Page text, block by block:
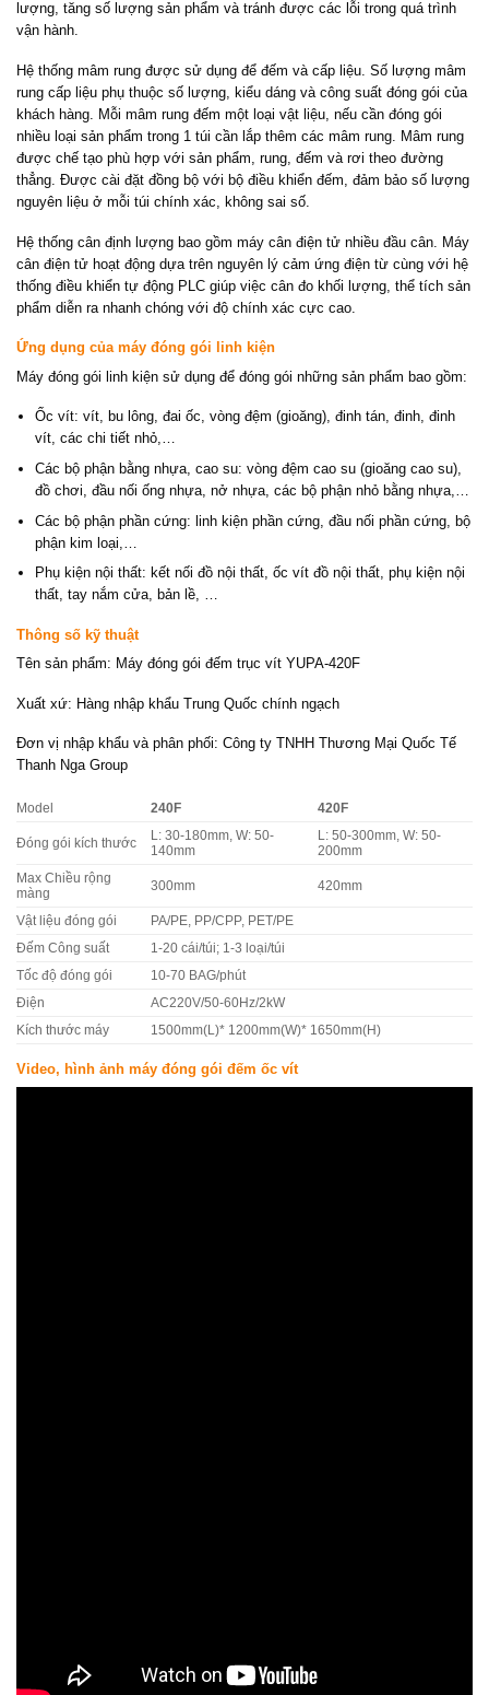
lượng, tăng số lượng sản phẩm và tránh được các lỗi trong quá trình
vận hành.
Hệ thống mâm rung được sử dụng để đếm và cấp liệu. Số lượng mâm
rung cấp liệu phụ thuộc số lượng, kiểu dáng và công suất đóng gói của
khách hàng. Mỗi mâm rung đếm một loại vật liệu, nếu cần đóng gói
nhiều loại sản phẩm trong 1 túi cần lắp thêm các mâm rung. Mâm rung
được chế tạo phù hợp với sản phẩm, rung, đếm và rơi theo đường
thẳng. Được cài đặt đồng bộ với bộ điều khiển đếm, đảm bảo số lượng
nguyên liệu ở mỗi túi chính xác, không sai số.
Hệ thống cân định lượng bao gồm máy cân điện tử nhiều đầu cân. Máy
cân điện tử hoạt động dựa trên nguyên lý cảm ứng điện từ cùng với hệ
thống điều khiển tự động PLC giúp việc cân đo khối lượng, thể tích sản
phẩm diễn ra nhanh chóng với độ chính xác cực cao.
Ứng dụng của máy đóng gói linh kiện
Máy đóng gói linh kiện sử dụng để đóng gói những sản phẩm bao gồm:
Ốc vít: vít, bu lông, đai ốc, vòng đệm (gioăng), đinh tán, đinh, đinh
vít, các chi tiết nhỏ,…
Các bộ phận bằng nhựa, cao su: vòng đệm cao su (gioăng cao su),
đồ chơi, đầu nối ống nhựa, nở nhựa, các bộ phận nhỏ bằng nhựa,…
Các bộ phận phần cứng: linh kiện phần cứng, đầu nối phần cứng, bộ
phận kim loại,…
Phụ kiện nội thất: kết nối đồ nội thất, ốc vít đồ nội thất, phụ kiện nội
thất, tay nắm cửa, bản lề, …
Thông số kỹ thuật
Tên sản phẩm: Máy đóng gói đếm trục vít YUPA-420F
Xuất xứ: Hàng nhập khẩu Trung Quốc chính ngạch
Đơn vị nhập khẩu và phân phối: Công ty TNHH Thương Mại Quốc Tế
Thanh Nga Group
Model 240F 420F
Đóng gói kích thước
L: 30-180mm, W: 50-
140mm
L: 50-300mm, W: 50-
200mm
Max Chiều rộng
màng
300mm 420mm
Vật liệu đóng gói PA/PE, PP/CPP, PET/PE
Đếm Công suất 1-20 cái/túi; 1-3 loại/túi
Tốc độ đóng gói 10-70 BAG/phút
Điện AC220V/50-60Hz/2kW
Kích thước máy 1500mm(L)* 1200mm(W)* 1650mm(H)
Video, hình ảnh máy đóng gói đếm ốc vít